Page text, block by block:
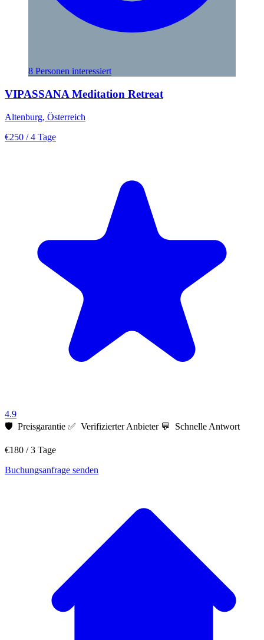
8 Personen interessiert
VIPASSANA Meditation Retreat
Altenburg, Österreich
€250 / 4 Tage
4.9
🛡️ Preisgarantie ✅ Verifizierter Anbieter 💬 Schnelle Antwort
€180 / 3 Tage
Buchungsanfrage senden